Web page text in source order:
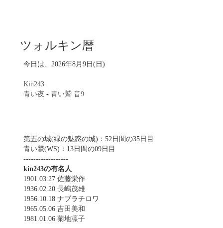
ツォルキン暦
今日は、2026年8月9日(日)
Kin243
青い夜 - 青い鷲 音9
第五の城(緑の魅惑の城)：52日間の35日目
青い鷲(WS)：13日間の09日目
------------------
kin243の有名人
1901.03.27 佐藤栄作
1936.02.20 長嶋茂雄
1956.10.18 ナブラチロワ
1965.05.06 吉田美和
1981.01.06 菊地凛子